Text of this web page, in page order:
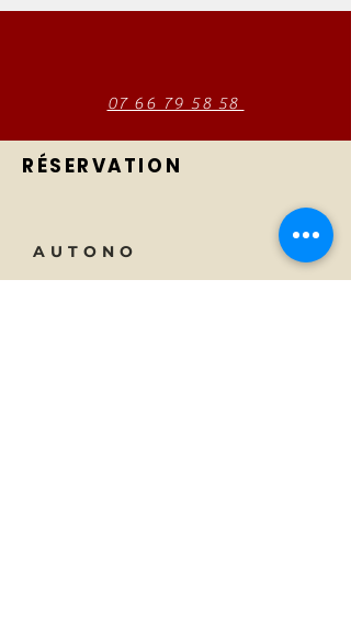
07 66 79 58 58
RÉSERVATION
AUTONO